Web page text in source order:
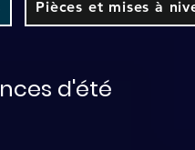
Pièces et mises à
d'été